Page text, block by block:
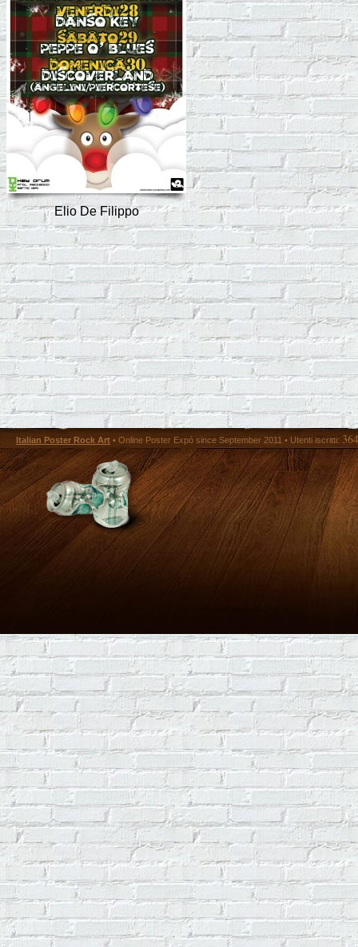
Elio De Filippo
Italian Poster Rock Art • Online Poster Expó since September 2011 • Utenti iscritti: 364